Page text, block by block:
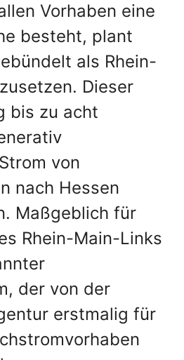
Vorhaben eine
besteht, plant
als Rhein-
Dieser
bis zu acht
von
nach Hessen
Maßgeblich für
Rhein-Main-Links
der von der
erstmalig für